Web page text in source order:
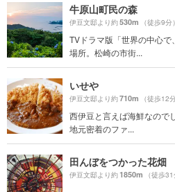
牛原山町民の森
伊豆文邸より約530m （徒歩9分）
TVドラマ版「世界の中心
場所。松崎の市街...
いせや
伊豆文邸より約710m （徒歩12分
西伊豆と言えば海鮮なので
地元密着のファ...
田んぼをつかった花畑
伊豆文邸より約1850m （徒歩31